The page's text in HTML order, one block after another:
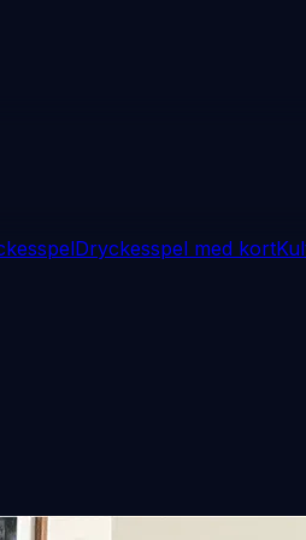
Dryckesspel med kort